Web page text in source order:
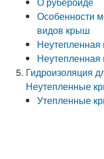
Особенности
видов крыш
Гидроизоляция
Неутепленные
Утепленные